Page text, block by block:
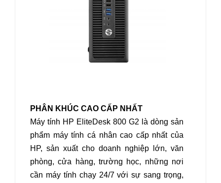
PHÂN KHÚC CAO CẤP NHẤT
Máy tính HP EliteDesk 800 G2 là dòng sản
phẩm máy tính cá nhân cao cấp nhất của
HP, sản xuất cho doanh nghiệp lớn, văn
phòng, cửa hàng, trường học, những nơi
cần máy tính chạy 24/7 với sự sang trọng,